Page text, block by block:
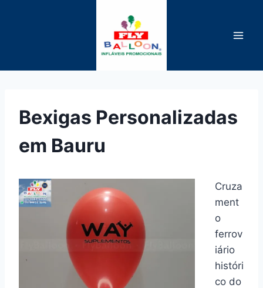
Bexigas Personalizadas
em Bauru
Cruza
ment
o
ferrov
iário
históri
co do